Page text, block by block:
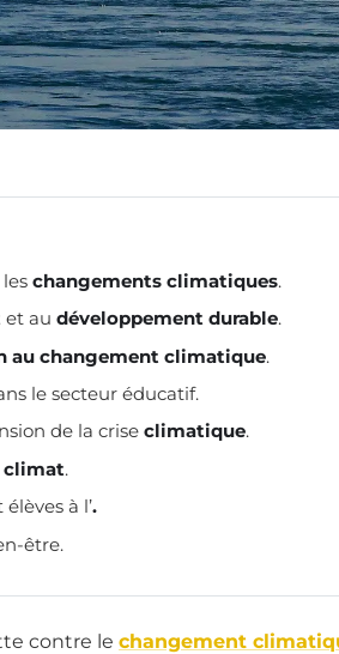
changements climatiques.
et au développement durable.
au changement climatique.
le secteur éducatif.
de la crise climatique.
climat.
à l’.
être.
contre le changement